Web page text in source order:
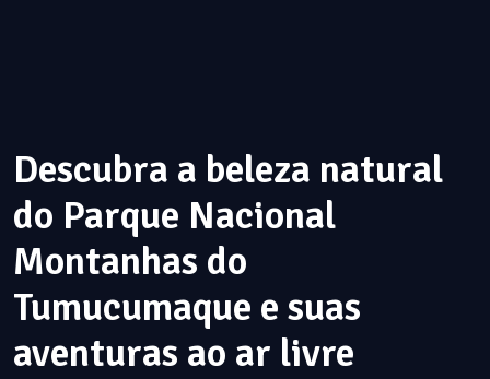
Descubra a beleza natural
do Parque Nacional
Montanhas do
Tumucumaque e suas
aventuras ao ar livre